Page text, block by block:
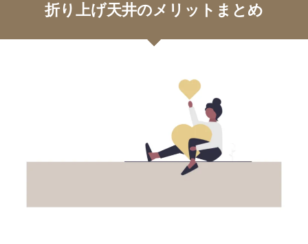
折り上げ天井のメリットまとめ